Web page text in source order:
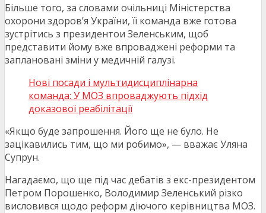
Більше того, за словами очільниці Міністерства
охорони здоров’я України, її команда вже готова
зустрітись з президентои Зеленським, щоб
представити йому вже впроваджені реформи та
заплановані зміни у медичній галузі.
Нові посади і мультидисциплінарна
команда: У МОЗ впроваджують підхід
доказової реабілітації
«Якщо буде запрошення. Його ще не було. Не
зацікавились тим, що ми робимо», — вважає Уляна
Супрун.
Нагадаємо, що ще під час дебатів з екс-президентом
Петром Порошенко, Володимир Зеленський різко
висловився щодо реформ діючого керівництва МОЗ.